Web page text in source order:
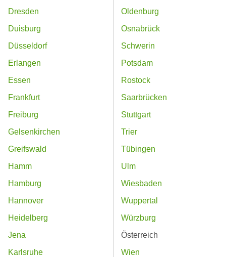
Dresden
Duisburg
Düsseldorf
Erlangen
Essen
Frankfurt
Freiburg
Gelsenkirchen
Greifswald
Hamm
Hamburg
Hannover
Heidelberg
Jena
Karlsruhe
Oldenburg
Osnabrück
Schwerin
Potsdam
Rostock
Saarbrücken
Stuttgart
Trier
Tübingen
Ulm
Wiesbaden
Wuppertal
Würzburg
Österreich
Wien